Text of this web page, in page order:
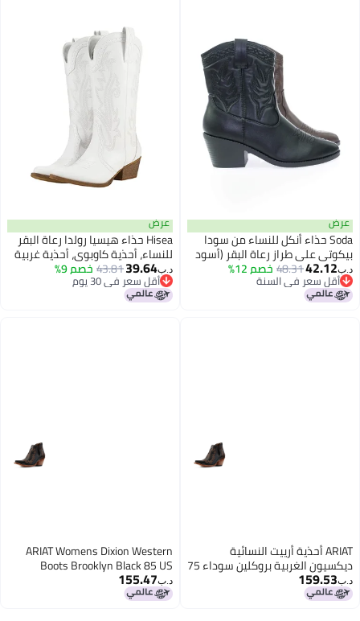
عرض
Soda حذاء أنكل للنساء من سودا
بيكوتي على طراز رعاة البقر (أسود
PU، نظام قياس الأحذية الأمريكية،
بالغ، نساء، قياس متوسط، قياس 10)
د.ب‏42.12
48.31خصم 12%
أقل سعر في السنة
أقل سعر في السنة
عرض
Hisea حذاء هيسيا رولدا رعاة البقر
للنساء، أحذية كاوبوي، أحذية غربية
مريحة مع مقدمة مدببة وتطريز
مخيط لحفلات الزفاف والرقص
والسفر والملابس اليومية
د.ب‏39.64
43.81خصم 9%
أقل سعر في 30 يوم
أقل سعر في 30 يوم
ARIAT أحذية أرييت النسائية
ديكسيون الغربية بروكلين سوداء 75
أمريكي
د.ب‏159.53
ARIAT Womens Dixion Western
Boots Brooklyn Black 85 US
د.ب‏155.47